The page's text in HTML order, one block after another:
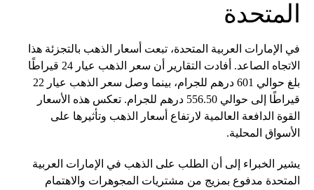
المتحدة
في الإمارات العربية المتحدة، تبعت أسعار الذهب بالتجزئة هذا
الاتجاه الصاعد. أفادت التقارير أن سعر الذهب عيار 24 قيراطًا
بلغ حوالي 601 درهم للجرام، بينما وصل سعر الذهب عيار 22
قيراطًا إلى حوالي 556.50 درهم للجرام. تعكس هذه الأسعار
القوة الدافعة العالمية لارتفاع أسعار الذهب وتأثيرها على
الأسواق المحلية.
يشير الخبراء إلى أن الطلب على الذهب في الإمارات العربية
المتحدة مدفوع بمزيج من مشتريات المجوهرات والاهتمام